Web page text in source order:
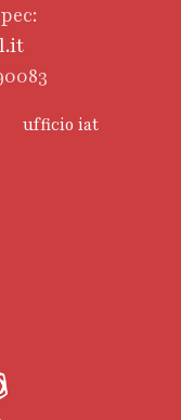
ufficio iat